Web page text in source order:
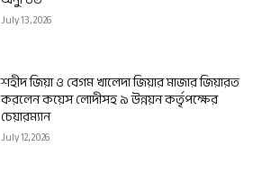
July 13, 2026
শহীদ জিয়া ও বেগম খালেদা জিয়ার মাজার জিয়ারত
করলেন কয়েস লোদীসহ ৯ উন্নয়ন কর্তৃপক্ষের
চেয়ারম্যান
July 12, 2026